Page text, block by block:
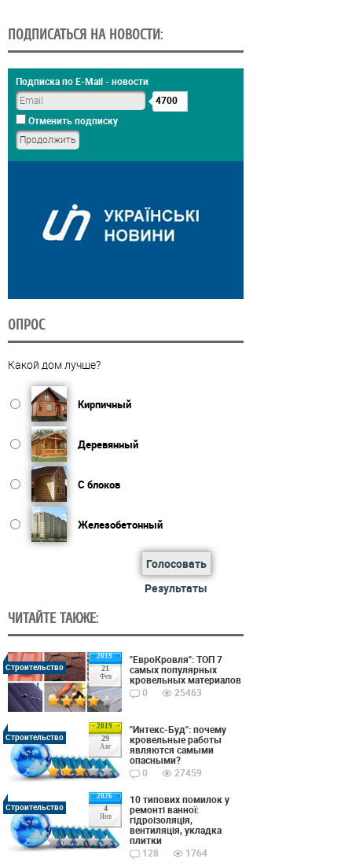
ПОДПИСАТЬСЯ НА НОВОСТИ:
Подписка по E-Mail - новости
4700
Отменить подписку
ОПРОС
Какой дом лучше?
Кирпичный
Деревянный
С блоков
Железобетонный
Голосовать
Результаты
ЧИТАЙТЕ ТАКЖЕ:
2019
21
Фев
Строительство
"ЕвроКровля": ТОП 7
самых популярных
кровельных материалов
0
25463
2019
29
Авг
Строительство
"Интекс-Буд": почему
кровельные работы
являются самыми
опасными?
0
27459
2026
4
Янв
Строительство
10 типових помилок у
ремонті ванної:
гідроізоляція,
вентиляція, укладка
плитки
128
1764